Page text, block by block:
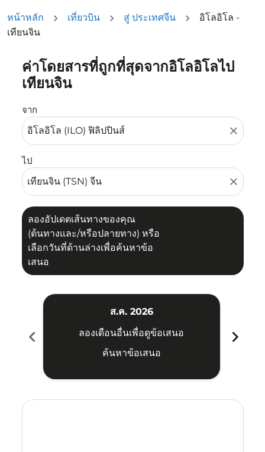
หน้าหลัก เที่ยวบิน สู่ ประเทศจีน
อิโลอิโล -
เทียนจิน
ค่าโดยสารที่ถูกที่สุดจากอิโลอิโลไป
เทียนจิน
จาก
close
ไป
close
ลองอัปเดตเส้นทางของคุณ
(ต้นทางและ/หรือปลายทาง) หรือ
เลือกวันที่ด้านล่างเพื่อค้นหาข้อ
เสนอ
ลองอัปเดตเส้นทางของคุณ (ต้นทางและ/หรือปลายทาง) หรื
chevron_left
ส.ค. 2026
ลองเดือนอื่นเพื่อดูข้อเสนอ
ค้นหาข้อเสนอ
chevron_right